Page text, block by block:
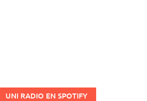
UNI RADIO EN SPOTIFY